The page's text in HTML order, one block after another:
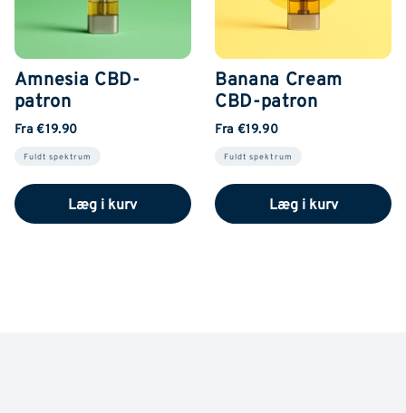
Amnesia CBD-
patron
Fra €19.90
Fuldt spektrum
Læg i kurv
Banana Cream
CBD-patron
Fra €19.90
Fuldt spektrum
Læg i kurv